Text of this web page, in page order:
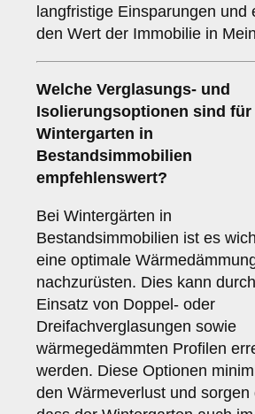
langfristige Einsparungen und
den Wert der Immobilie in
Welche Verglasungs- und
Isolierungsoptionen sind für
Wintergarten in
Bestandsimmobilien
empfehlenswert?
Bei Wintergärten in
Bestandsimmobilien ist es
eine optimale
nachzurüsten. Dies kann
Einsatz von Doppel- oder
Dreifachverglasungen sowie
wärmegedämmten Profilen
werden. Diese Optionen
den Wärmeverlust und sorgen